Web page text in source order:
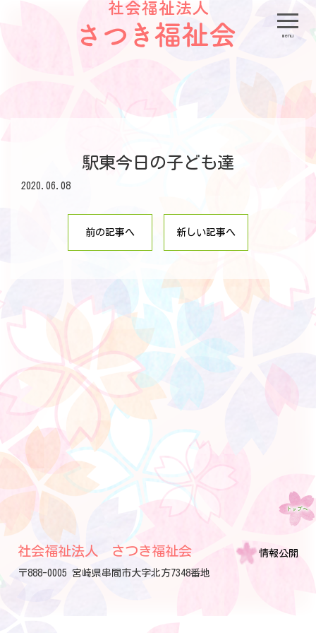
menu
駅東今日の子ども達
2020.06.08
前の記事へ 新しい記事へ
社会福祉法人 さつき福祉会
〒888-0005 宮崎県串間市大字北方7348番地
情報公開